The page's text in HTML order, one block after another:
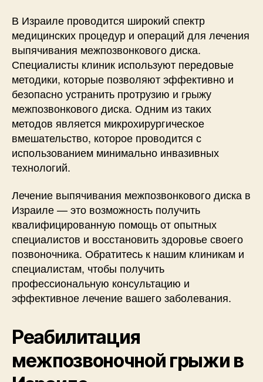
В Израиле проводится широкий спектр
медицинских процедур и операций для лечения
выпячивания межпозвонкового диска.
Специалисты клиник используют передовые
методики, которые позволяют эффективно и
безопасно устранить протрузию и грыжу
межпозвонкового диска. Одним из таких
методов является микрохирургическое
вмешательство, которое проводится с
использованием минимально инвазивных
технологий.
Лечение выпячивания межпозвонкового диска в
Израиле — это возможность получить
квалифицированную помощь от опытных
специалистов и восстановить здоровье своего
позвоночника. Обратитесь к нашим клиникам и
специалистам, чтобы получить
профессиональную консультацию и
эффективное лечение вашего заболевания.
Реабилитация
межпозвоночной грыжи в